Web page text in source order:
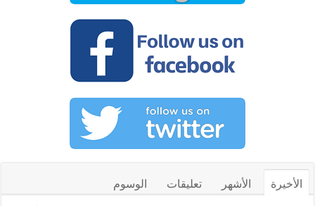
الأخيرة الأشهر تعليقات الوسوم